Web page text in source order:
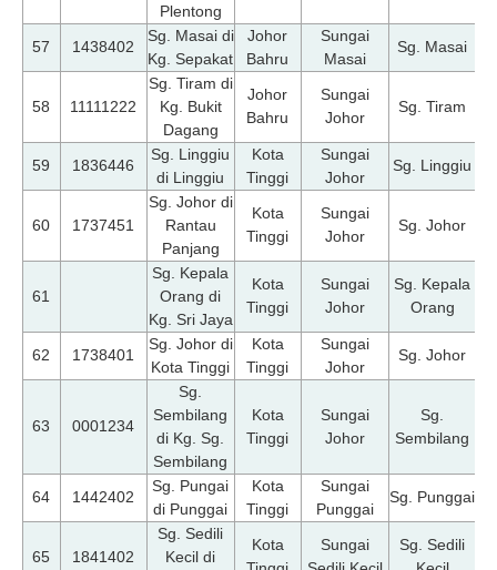
Plentong
57 1438402
Sg. Masai di
Kg. Sepakat
Johor
Bahru
Sungai
Masai
Sg. Masai
58 11111222
Sg. Tiram di
Kg. Bukit
Dagang
Johor
Bahru
Sungai
Johor
Sg. Tiram
59 1836446
Sg. Linggiu
di Linggiu
Kota
Tinggi
Sungai
Johor
Sg. Linggiu
60 1737451
Sg. Johor di
Rantau
Panjang
Kota
Tinggi
Sungai
Johor
Sg. Johor
61
Sg. Kepala
Orang di
Kg. Sri Jaya
Kota
Tinggi
Sungai
Johor
Sg. Kepala
Orang
62 1738401
Sg. Johor di
Kota Tinggi
Kota
Tinggi
Sungai
Johor
Sg. Johor
63 0001234
Sg.
Sembilang
di Kg. Sg.
Sembilang
Kota
Tinggi
Sungai
Johor
Sg.
Sembilang
64 1442402
Sg. Pungai
di Punggai
Kota
Tinggi
Sungai
Punggai
Sg. Punggai
65 1841402
Sg. Sedili
Kecil di
Kota
Sungai
Sg. Sedili